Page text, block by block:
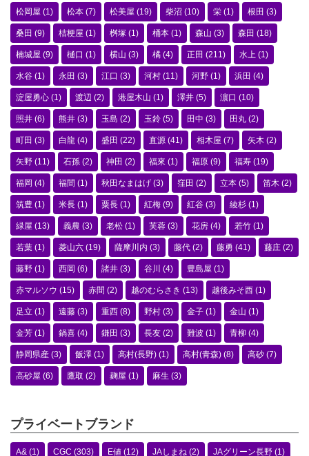
松岡屋 (1) 松本 (7) 松美屋 (19) 柴沼 (10) 栄 (1) 根田 (3)
桑田 (9) 桔梗屋 (1) 桝塚 (1) 桶本 (1) 森山 (3) 森田 (18)
楠城屋 (9) 樋口 (1) 横山 (3) 橘 (4) 正田 (211) 水上 (1)
水谷 (1) 永田 (3) 江口 (3) 河村 (11) 河野 (1) 浜田 (4)
淀屋勇心 (1) 渡辺 (2) 港屋木山 (1) 澤井 (5) 濵口 (10)
照井 (6) 熊井 (3) 玉島 (2) 玉鈴 (5) 田中 (3) 田丸 (2)
町田 (3) 白龍 (4) 盛田 (22) 直源 (41) 相木屋 (7) 矢木 (2)
矢野 (11) 石孫 (2) 神田 (2) 福來 (1) 福原 (9) 福寿 (19)
福岡 (4) 福間 (1) 秋田なまはげ (3) 窪田 (2) 立本 (5) 笛木 (2)
筑豊 (1) 米長 (1) 粟長 (1) 紅梅 (9) 紅谷 (3) 綾杉 (1)
緑屋 (13) 義農 (3) 老松 (1) 芙蓉 (3) 花房 (4) 若竹 (1)
若葉 (1) 菱山六 (19) 薩摩川内 (3) 藤代 (2) 藤勇 (41) 藤庄 (2)
藤野 (1) 西岡 (6) 諸井 (3) 谷川 (4) 豊島屋 (1)
赤マルソウ (15) 赤間 (2) 越のむらさき (13) 越後みそ西 (1)
足立 (1) 遠藤 (3) 重西 (8) 野村 (3) 金子 (1) 金山 (1)
金芳 (1) 鍋喜 (4) 鎌田 (3) 長友 (2) 難波 (1) 青柳 (4)
静岡県産 (3) 飯澤 (1) 高村(長野) (1) 高村(青森) (8) 高砂 (7)
高砂屋 (6) 鷹取 (2) 麹屋 (1) 麻生 (3)
プライベートブランド
A& (1) CGC (303) E値 (12) JAしまね (2) JAグリーン長野 (1)